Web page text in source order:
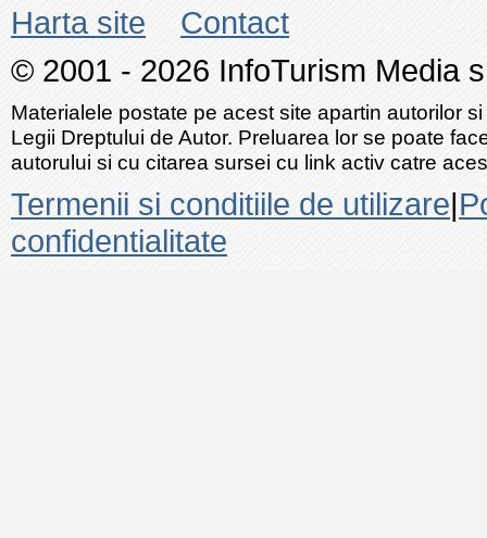
Harta site
Contact
© 2001 - 2026 InfoTurism Media
Materialele postate pe acest site apartin autorilor
Legii Dreptului de Autor. Preluarea lor se poate
autorului si cu citarea sursei cu link activ catre
Termenii si conditiile de utilizare|
confidentialitate